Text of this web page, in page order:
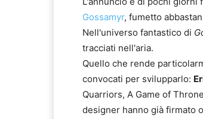
Gossamyr, fumetto
Nell'universo fantastico di
tracciati nell'aria.
Quello che rende
convocati per svilupparlo:
Quarriors, A Game of
designer hanno già firmato